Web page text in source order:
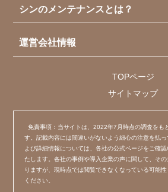
シンのメンテナンスとは？
運営会社情報
TOPページ
サイトマップ
免責事項：当サイトは、2022年7月時点の調査をも
す。記載内容には間違いがないよう細心の注意を払
よび詳細情報については、各社の公式ページをご確
たします。各社の事例や導入企業の声に関して、そ
りますが、現時点では閲覧できなくなっている可能
ください。